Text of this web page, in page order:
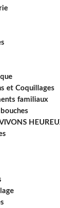
et Coquillages
familiaux